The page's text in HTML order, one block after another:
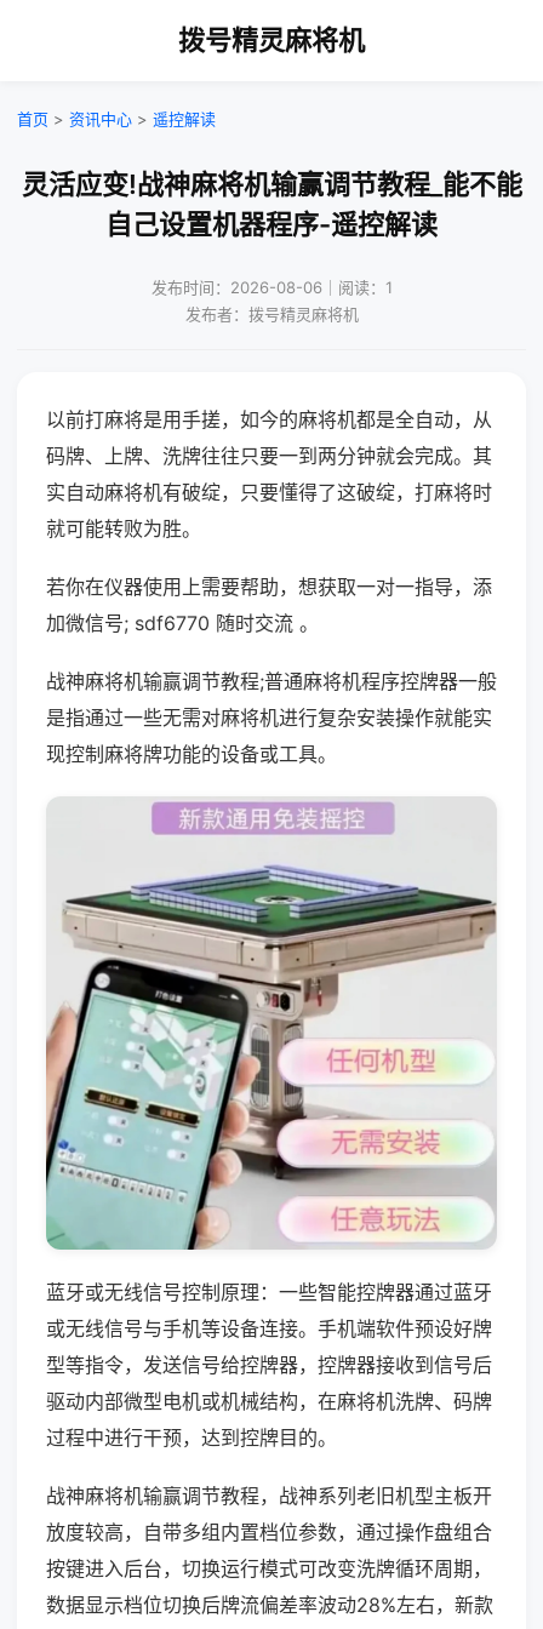
拨号精灵麻将机
首页 > 资讯中心 > 遥控解读
灵活应变!战神麻将机输赢调节教程_能不能
自己设置机器程序-遥控解读
发布时间：2026-08-06｜阅读：1
发布者：拨号精灵麻将机
以前打麻将是用手搓，如今的麻将机都是全自动，从
码牌、上牌、洗牌往往只要一到两分钟就会完成。其
实自动麻将机有破绽，只要懂得了这破绽，打麻将时
就可能转败为胜。
若你在仪器使用上需要帮助，想获取一对一指导，添
加微信号; sdf6770 随时交流 。
战神麻将机输赢调节教程;普通麻将机程序控牌器一般
是指通过一些无需对麻将机进行复杂安装操作就能实
现控制麻将牌功能的设备或工具。
蓝牙或无线信号控制原理：一些智能控牌器通过蓝牙
或无线信号与手机等设备连接。手机端软件预设好牌
型等指令，发送信号给控牌器，控牌器接收到信号后
驱动内部微型电机或机械结构，在麻将机洗牌、码牌
过程中进行干预，达到控牌目的。
战神麻将机输赢调节教程，战神系列老旧机型主板开
放度较高，自带多组内置档位参数，通过操作盘组合
按键进入后台，切换运行模式可改变洗牌循环周期，
数据显示档位切换后牌流偏差率波动28%左右，新款